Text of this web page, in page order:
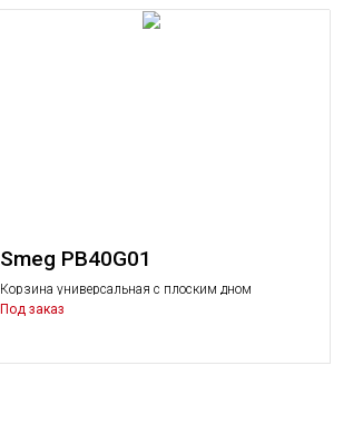
Smeg PB40G01
Корзина универсальная с плоским дном
Под заказ